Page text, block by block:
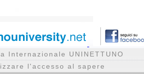
Internazionale UNINETTUNO
l'accesso al sapere